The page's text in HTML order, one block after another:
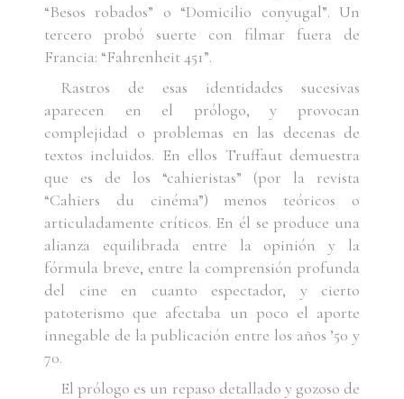
“Besos robados” o “Domicilio conyugal”. Un
tercero probó suerte con filmar fuera de
Francia: “Fahrenheit 451”.
Rastros de esas identidades sucesivas
aparecen en el prólogo, y provocan
complejidad o problemas en las decenas de
textos incluidos. En ellos Truffaut demuestra
que es de los “cahieristas” (por la revista
“Cahiers du cinéma”) menos teóricos o
articuladamente críticos. En él se produce una
alianza equilibrada entre la opinión y la
fórmula breve, entre la comprensión profunda
del cine en cuanto espectador, y cierto
patoterismo que afectaba un poco el aporte
innegable de la publicación entre los años ’50 y
70.
El prólogo es un repaso detallado y gozoso de